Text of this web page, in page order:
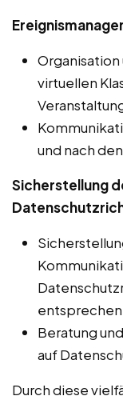
virtuellen
und nach
Sicherstellung
Beratung
auf
Durch diese